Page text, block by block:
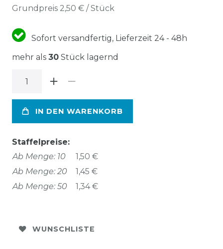
Grundpreis 2,50 € / Stück
Sofort versandfertig, Lieferzeit 24 - 48h
mehr als 30 Stück lagernd
IN DEN WARENKORB
Staffelpreise:
Ab Menge: 10
1,50 €
Ab Menge: 20
1,45 €
Ab Menge: 50
1,34 €
WUNSCHLISTE